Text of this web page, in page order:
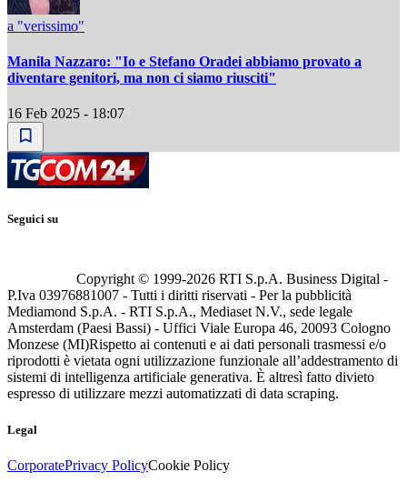
a "verissimo"
Manila Nazzaro: "Io e Stefano Oradei abbiamo provato a
diventare genitori, ma non ci siamo riusciti"
16 Feb 2025 - 18:07
Seguici su
Copyright © 1999-2026 RTI S.p.A. Business Digital -
P.Iva 03976881007 - Tutti i diritti riservati - Per la pubblicità
Mediamond S.p.A. - RTI S.p.A., Mediaset N.V., sede legale
Amsterdam (Paesi Bassi) - Uffici Viale Europa 46, 20093 Cologno
Monzese (MI)Rispetto ai contenuti e ai dati personali trasmessi e/o
riprodotti è vietata ogni utilizzazione funzionale all’addestramento di
sistemi di intelligenza artificiale generativa. È altresì fatto divieto
espresso di utilizzare mezzi automatizzati di data scraping.
Legal
CorporatePrivacy PolicyCookie Policy